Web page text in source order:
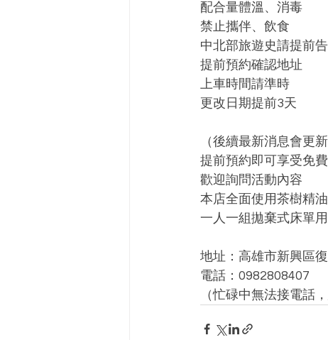
配合量體溫、消毒﻿
禁止攜伴、飲食﻿
中北部旅遊史請提前
提前預約確認地址﻿
上車時間請準時﻿
更改日期提前3天﻿
（後續最新消息會更
提前預約即可享受免
歡迎詢問活動內容 ﻿
本店全面使用茶樹精
一人一組拋棄式床單用
地址：高雄市新興區
電話：0982808407﻿
（忙碌中無法接電話